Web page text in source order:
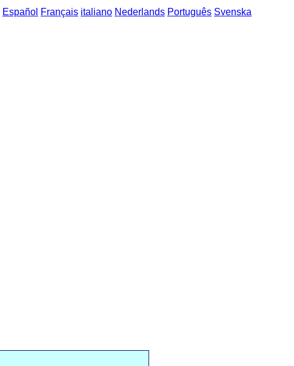
Español Français italiano Nederlands Português Svenska